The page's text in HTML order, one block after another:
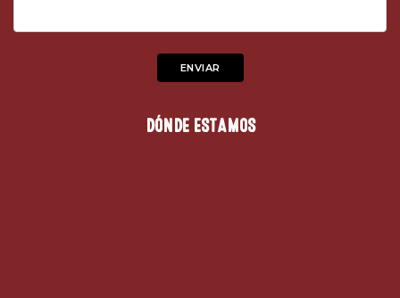
DÓNDE ESTAMOS